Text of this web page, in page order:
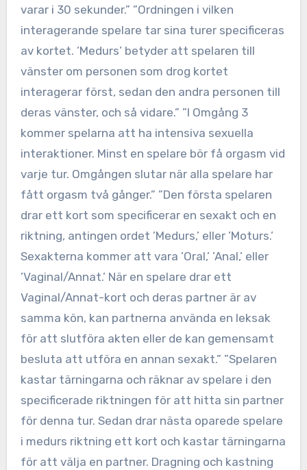
varar i 30 sekunder.” ”Ordningen i vilken
interagerande spelare tar sina turer specificeras
av kortet. ’Medurs’ betyder att spelaren till
vänster om personen som drog kortet
interagerar först, sedan den andra personen till
deras vänster, och så vidare.” ”I Omgång 3
kommer spelarna att ha intensiva sexuella
interaktioner. Minst en spelare bör få orgasm vid
varje tur. Omgången slutar när alla spelare har
fått orgasm två gånger.” ”Den första spelaren
drar ett kort som specificerar en sexakt och en
riktning, antingen ordet ’Medurs,’ eller ’Moturs.’
Sexakterna kommer att vara ’Oral,’ ’Anal,’ eller
’Vaginal/Annat.’ När en spelare drar ett
Vaginal/Annat-kort och deras partner är av
samma kön, kan partnerna använda en leksak
för att slutföra akten eller de kan gemensamt
besluta att utföra en annan sexakt.” ”Spelaren
kastar tärningarna och räknar av spelare i den
specificerade riktningen för att hitta sin partner
för denna tur. Sedan drar nästa oparede spelare
i medurs riktning ett kort och kastar tärningarna
för att välja en partner. Dragning och kastning